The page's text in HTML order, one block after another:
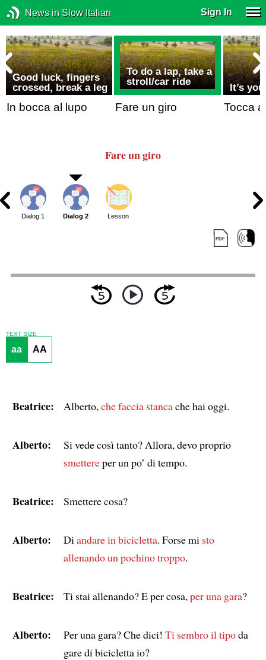
News in Slow Italian Sign In
Good luck, fingers
crossed, break a leg
In bocca al lupo
To do a lap, take a
stroll/car ride
Fare un giro
It’s
Tocca
Fare un giro
Dialog 1 Dialog 2 Lesson
TEXT SIZE
aa AA
Beatrice: Alberto, che faccia stancache hai oggi.
Alberto:
Si vede così tanto? Allora, devo proprio
smettereper un po’ di tempo.
Beatrice: Smettere cosa?
Alberto: Di andare in bicicletta. Forse mi sto
allenando un pochino troppo.
Beatrice: Ti stai allenando? E per cosa, per una gara?
Alberto: Per una gara? Che dici! Ti sembro il tipoda
gare di bicicletta io?